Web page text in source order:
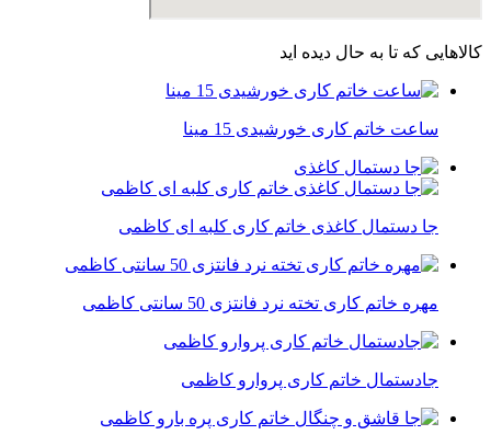
کالاهایی که تا به حال دیده اید
ساعت خاتم کاری خورشیدی 15 مینا
جا دستمال کاغذی خاتم کاری کلبه ای کاظمی
مهره خاتم کاری تخته نرد فانتزی 50 سانتی کاظمی
جادستمال خاتم کاری پروارو کاظمی